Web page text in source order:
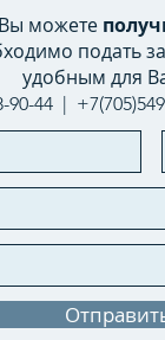
можете
подать
удобным для
90-44 |